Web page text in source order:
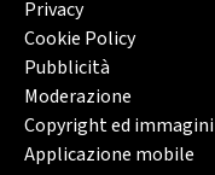
Privacy
Cookie Policy
Pubblicità
Moderazione
Copyright ed immagini
Applicazione mobile